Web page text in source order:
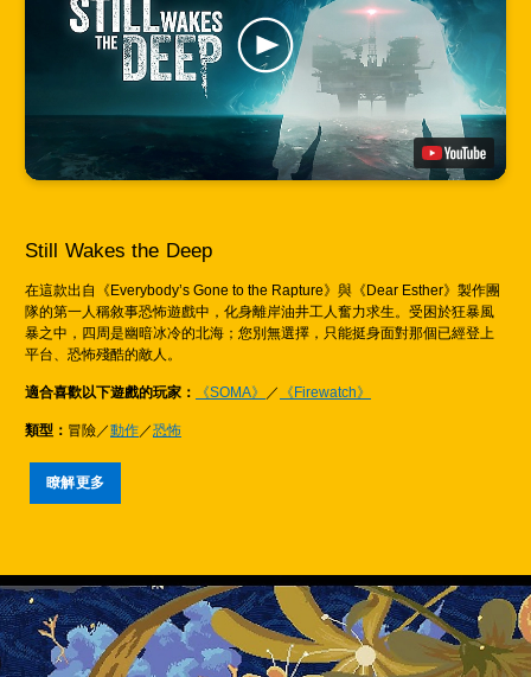
Still Wakes the Deep
在這款出自《Everybody’s Gone to the Rapture》與《Dear Esther》製作團
隊的第一人稱敘事恐怖遊戲中，化身離岸油井工人奮力求生。受困於狂暴風
暴之中，四周是幽暗冰冷的北海；您別無選擇，只能挺身面對那個已經登上
平台、恐怖殘酷的敵人。
適合喜歡以下遊戲的玩家： 《SOMA》 ／ 《Firewatch》
類型： 冒險／動作 ／恐怖
瞭解更多